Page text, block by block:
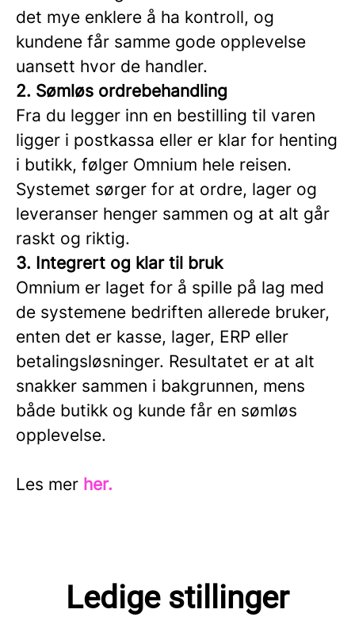
det mye enklere å ha kontroll, og
kundene får samme gode opplevelse
uansett hvor de handler.
2. Sømløs ordrebehandling
Fra du legger inn en bestilling til varen
ligger i postkassa eller er klar for henting
i butikk, følger Omnium hele reisen.
Systemet sørger for at ordre, lager og
leveranser henger sammen og at alt går
raskt og riktig.
3. Integrert og klar til bruk
Omnium er laget for å spille på lag med
de systemene bedriften allerede bruker,
enten det er kasse, lager, ERP eller
betalingsløsninger. Resultatet er at alt
snakker sammen i bakgrunnen, mens
både butikk og kunde får en sømløs
opplevelse.
Les mer her.
Ledige stillinger